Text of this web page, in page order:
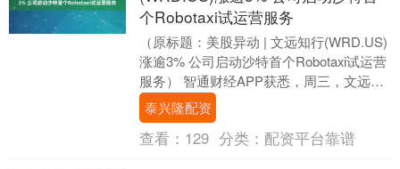
个Robotaxi试运营服务
（原标题：美股异动 | 文远知行(WRD.US)
涨逾3% 公司启动沙特首个Robotaxi试运营
服务） 智通财经APP获悉，周三，文远知
行(WRD.US)涨逾3....
泰兴隆配资
查看： 129 分类： 配资平台靠谱